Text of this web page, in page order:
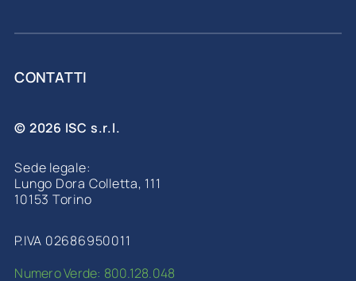
CONTATTI
© 2026 ISC s.r.l.
Sede legale:
Lungo Dora Colletta, 111
10153 Torino
P.IVA 02686950011
Numero Verde: 800.128.048